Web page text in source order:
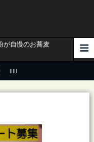
が自慢のお蕎麦